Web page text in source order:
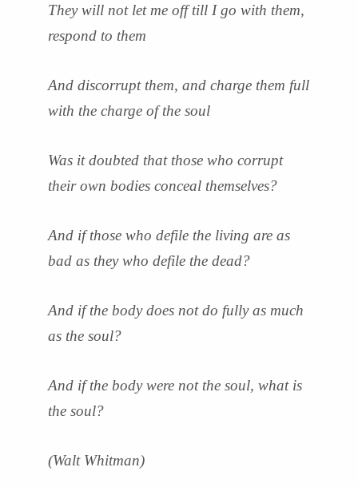
They will not let me off till I go with them,
respond to them
And discorrupt them, and charge them full
with the charge of the soul
Was it doubted that those who corrupt
their own bodies conceal themselves?
And if those who defile the living are as
bad as they who defile the dead?
And if the body does not do fully as much
as the soul?
And if the body were not the soul, what is
the soul?
(Walt Whitman)